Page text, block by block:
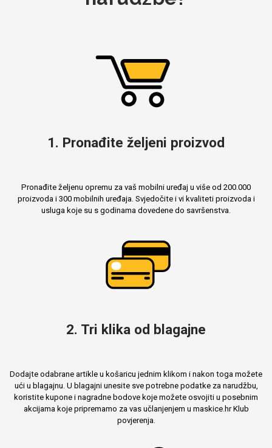
1. Pronađite željeni proizvod
Pronađite željenu opremu za vaš mobilni uređaj u više od 200.000
proizvoda i 300 mobilnih uređaja. Svjedočite i vi kvaliteti proizvoda i
usluga koje su s godinama dovedene do savršenstva.
2. Tri klika od blagajne
Dodajte odabrane artikle u košaricu jednim klikom i nakon toga možete
ući u blagajnu. U blagajni unesite sve potrebne podatke za narudžbu,
koristite kupone i nagradne bodove koje možete osvojiti u posebnim
akcijama koje pripremamo za vas učlanjenjem u maskice.hr Klub
povjerenja.
Gaming motivi Crtani filmovi